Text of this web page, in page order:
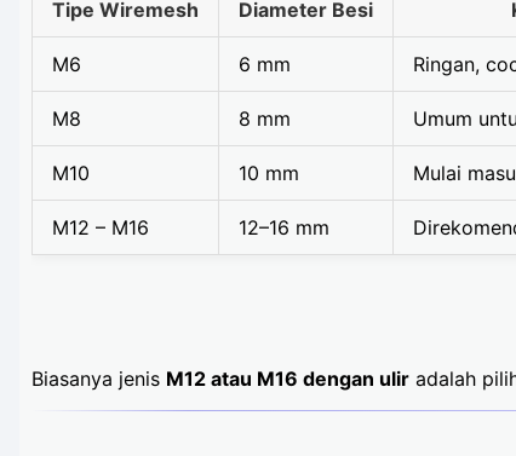
Tipe Wiremesh Diameter Besi
M6 6 mm Ringan,
M8 8 mm Umum
M10 10 mm Mulai
M12 – M16 12–16 mm
Biasanya jenis M12 atau M16 dengan ulir adalah